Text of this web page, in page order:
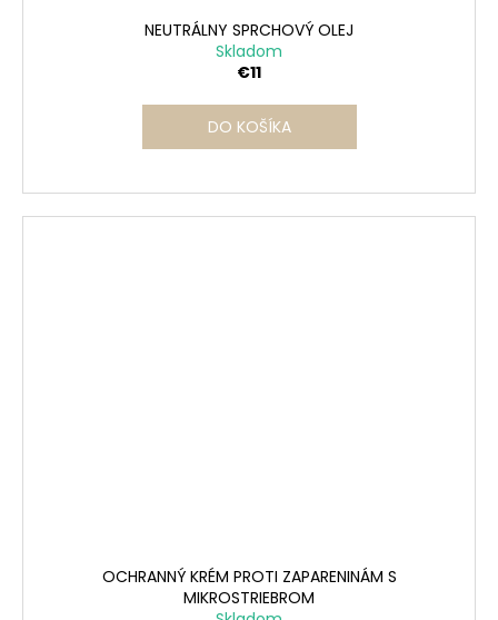
NEUTRÁLNY SPRCHOVÝ OLEJ
Skladom
€11
DO KOŠÍKA
OCHRANNÝ KRÉM PROTI ZAPARENINÁM S
MIKROSTRIEBROM